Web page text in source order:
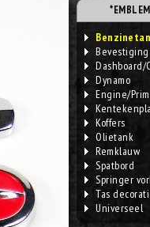
Bevestiging
Dashboard/
Dynamo
Engine/
Koffers
Olietank
Remklauw
Spatbord
Springer
Tas
Universeel